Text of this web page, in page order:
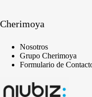
Cherimoya
Nosotros
Grupo Cherimoya
Formulario de